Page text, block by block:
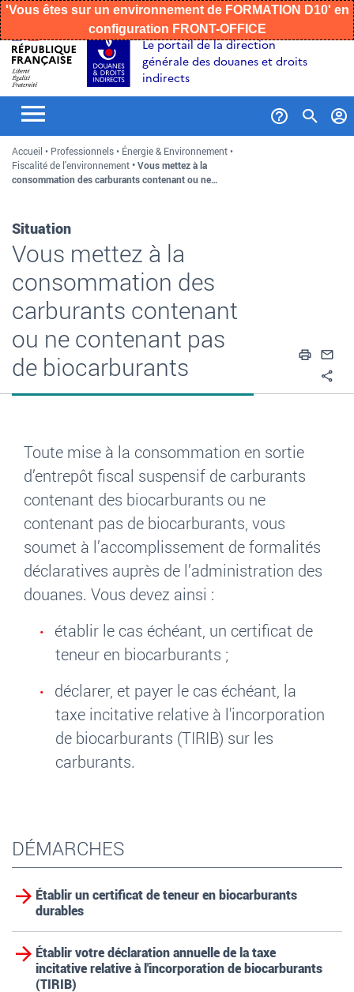
Aller
au
contenu
Aller
recherche
Aller
au
menu
'Vous êtes sur un environnement de FORMATION D10' en
configuration FRONT-OFFICE
Le portail de la direction
générale des douanes et droits
indirects
Accueil Professionnels
Énergie & Environnement
Fiscalité de l'environnement
Vous mettez à la
consommation des carburants contenant ou ne…
Situation
Vous mettez à la
consommation des
carburants contenant
ou ne contenant pas
de biocarburants
Toute mise à la consommation en sortie
d’entrepôt fiscal suspensif de carburants
contenant des biocarburants ou ne
contenant pas de biocarburants, vous
soumet à l’accomplissement de formalités
déclaratives auprès de l’administration des
douanes. Vous devez ainsi :
établir le cas échéant, un certificat de
teneur en biocarburants ;
déclarer, et payer le cas échéant, la
taxe incitative relative à l'incorporation
de biocarburants (TIRIB) sur les
carburants.
DÉMARCHES
Établir un certificat de teneur en biocarburants
durables
Établir votre déclaration annuelle de la taxe
incitative relative à l'incorporation de biocarburants
(TIRIB)